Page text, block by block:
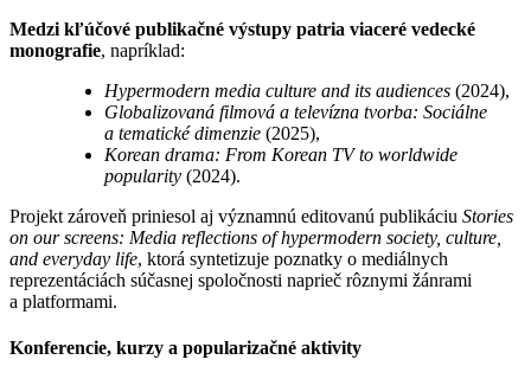
Medzi kľúčové publikačné výstupy patria viaceré vedecké
monografie, napríklad:
Hypermodern media culture and its audiences (2024),
Globalizovaná filmová a televízna tvorba: Sociálne
a tematické dimenzie (2025),
Korean drama: From Korean TV to worldwide
popularity (2024).
Projekt zároveň priniesol aj významnú editovanú publikáciu Stories
on our screens: Media reflections of hypermodern society, culture,
and everyday life, ktorá syntetizuje poznatky o mediálnych
reprezentáciách súčasnej spoločnosti naprieč rôznymi žánrami
a platformami.
Konferencie, kurzy a popularizačné aktivity